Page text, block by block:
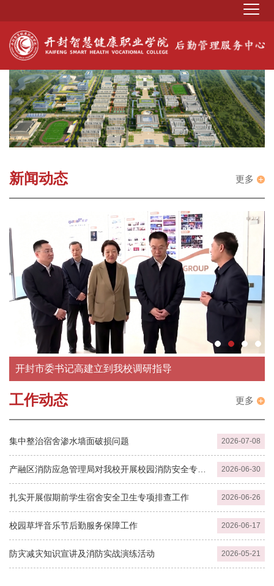
更多
新闻动态
开封市委书记高建立到我校调研指导
更多
工作动态
集中整治宿舍渗水墙面破损问题 2026-07-08
产融区消防应急管理局对我校开展校园消防安全专项 2026-06-30
扎实开展假期前学生宿舍安全卫生专项排查工作 2026-06-26
校园草坪音乐节后勤服务保障工作 2026-06-17
防灾减灾知识宣讲及消防实战演练活动 2026-05-21